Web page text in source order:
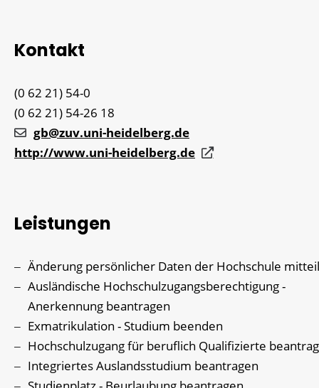
Kontakt
(0 62 21) 54-0
(0 62 21) 54-26 18
gb@zuv.uni-heidelberg.de
http://www.uni-heidelberg.de
Leistungen
Änderung persönlicher Daten der Hochschule
Ausländische Hochschulzugangsberechtigung -
Anerkennung beantragen
Exmatrikulation - Studium beenden
Hochschulzugang für beruflich Qualifizierte
Integriertes Auslandsstudium beantragen